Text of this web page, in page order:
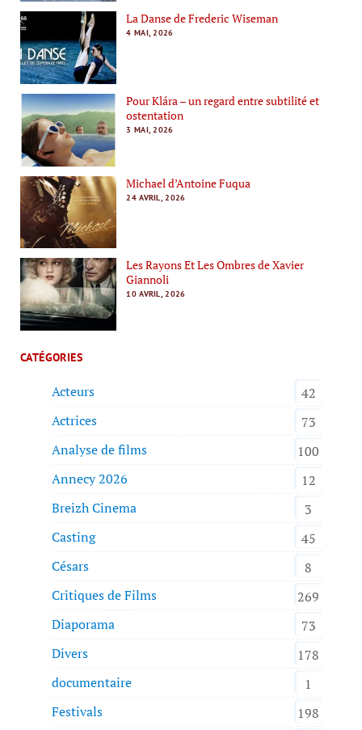
La Danse de Frederic Wiseman
4 MAI, 2026
Pour Klára – un regard entre subtilité et
ostentation
3 MAI, 2026
Michael d’Antoine Fuqua
24 AVRIL, 2026
Les Rayons Et Les Ombres de Xavier
Giannoli
10 AVRIL, 2026
CATÉGORIES
Acteurs
42
Actrices
73
Analyse de films
100
Annecy 2026
12
Breizh Cinema
3
Casting
45
Césars
8
Critiques de Films
269
Diaporama
73
Divers
178
documentaire
1
Festivals
198